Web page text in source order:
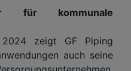
für kommunale
zeigt GF Piping
auch seine